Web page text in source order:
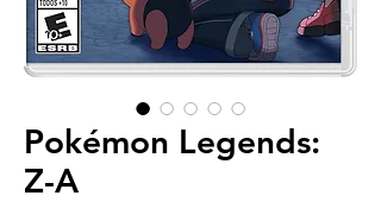
Pokémon Legends:
Z-A